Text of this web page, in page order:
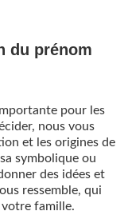
du prénom
pour les
nous vous
et les origines de
symbolique ou
des idées et
ressemble, qui
famille.